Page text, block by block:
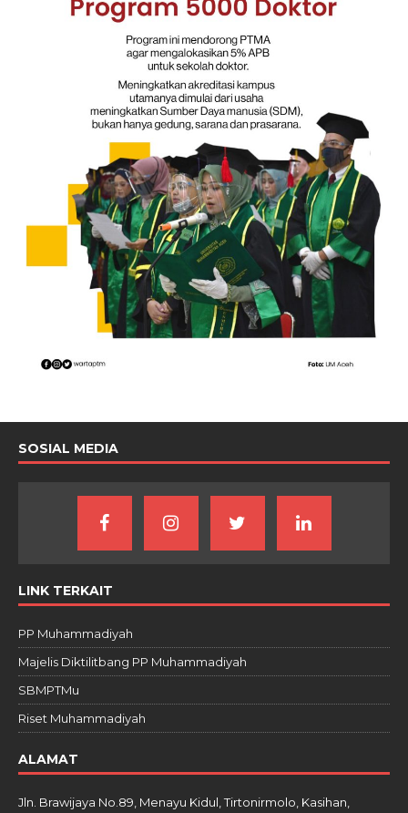
SOSIAL MEDIA
LINK TERKAIT
PP Muhammadiyah
Majelis Diktilitbang PP Muhammadiyah
SBMPTMu
Riset Muhammadiyah
ALAMAT
Jln. Brawijaya No.89, Menayu Kidul, Tirtonirmolo, Kasihan,